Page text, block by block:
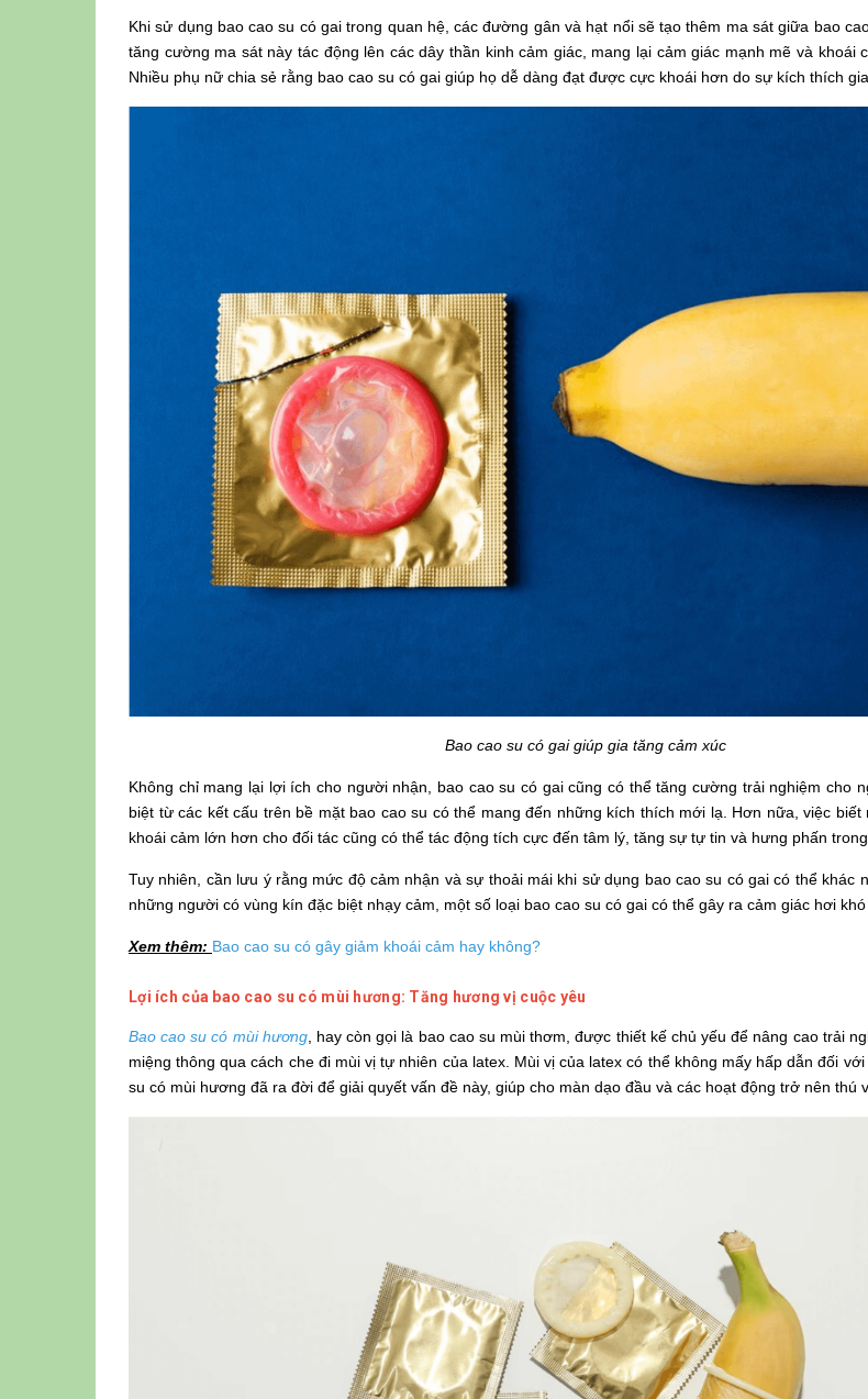
Khi sử dụng bao cao su có gai trong quan hệ, các đường gân và hạt nổi sẽ tạo thêm ma sát giữa bao
tăng cường ma sát này tác động lên các dây thần kinh cảm giác, mang lại cảm giác mạnh mẽ và khoái
Nhiều phụ nữ chia sẻ rằng bao cao su có gai giúp họ dễ dàng đạt được cực khoái hơn do sự kích thích
Bao cao su có gai giúp gia tăng cảm xúc
Không chỉ mang lại lợi ích cho người nhận, bao cao su có gai cũng có thể tăng cường trải nghiệm cho
biệt từ các kết cấu trên bề mặt bao cao su có thể mang đến những kích thích mới lạ. Hơn nữa, việc
khoái cảm lớn hơn cho đối tác cũng có thể tác động tích cực đến tâm lý, tăng sự tự tin và hưng phấn
Tuy nhiên, cần lưu ý rằng mức độ cảm nhận và sự thoải mái khi sử dụng bao cao su có gai có thể khác
những người có vùng kín đặc biệt nhạy cảm, một số loại bao cao su có gai có thể gây ra cảm giác hơi
Xem thêm: Bao cao su có gây giảm khoái cảm hay không?
Lợi ích của bao cao su có mùi hương: Tăng hương vị cuộc yêu
Bao cao su có mùi hương, hay còn gọi là bao cao su mùi thơm, được thiết kế chủ yếu để nâng cao trải
miệng thông qua cách che đi mùi vị tự nhiên của latex. Mùi vị của latex có thể không mấy hấp dẫn đối
su có mùi hương đã ra đời để giải quyết vấn đề này, giúp cho màn dạo đầu và các hoạt động trở nên thú